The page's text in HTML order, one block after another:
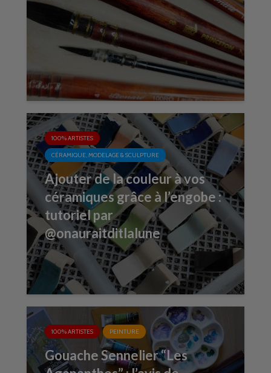
100% ARTISTES
CÉRAMIQUE, MODELAGE & SCULPTURE
Ajouter de la couleur à vos
céramiques grâce à l’engobe :
tutoriel par
@onauraitditlalune
100% ARTISTES PEINTURE
Gouache Sennelier “Les